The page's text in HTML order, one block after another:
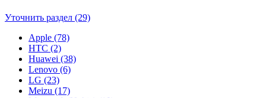
Уточнить раздел (29)
Apple (78)
HTC (2)
Huawei (38)
Lenovo (6)
LG (23)
Meizu (17)